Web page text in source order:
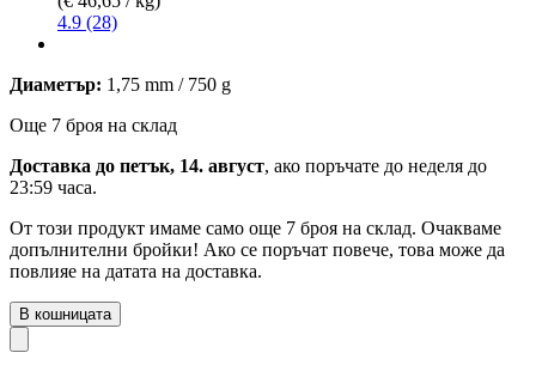
4.9 (28)
Диаметър: 1,75 mm / 750 g
Още 7 броя на склад
Доставка до петък, 14. август, ако поръчате до неделя до
23:59 часа.
От този продукт имаме само още 7 броя на склад. Очакваме
допълнителни бройки! Ако се поръчат повече, това може да
повлияе на датата на доставка.
В кошницата